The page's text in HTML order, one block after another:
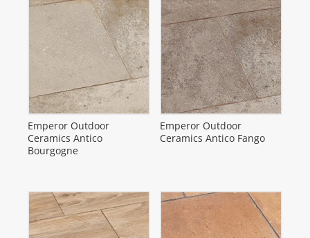
Emperor Outdoor
Ceramics Antico
Bourgogne
Emperor Outdoor
Ceramics Antico Fango